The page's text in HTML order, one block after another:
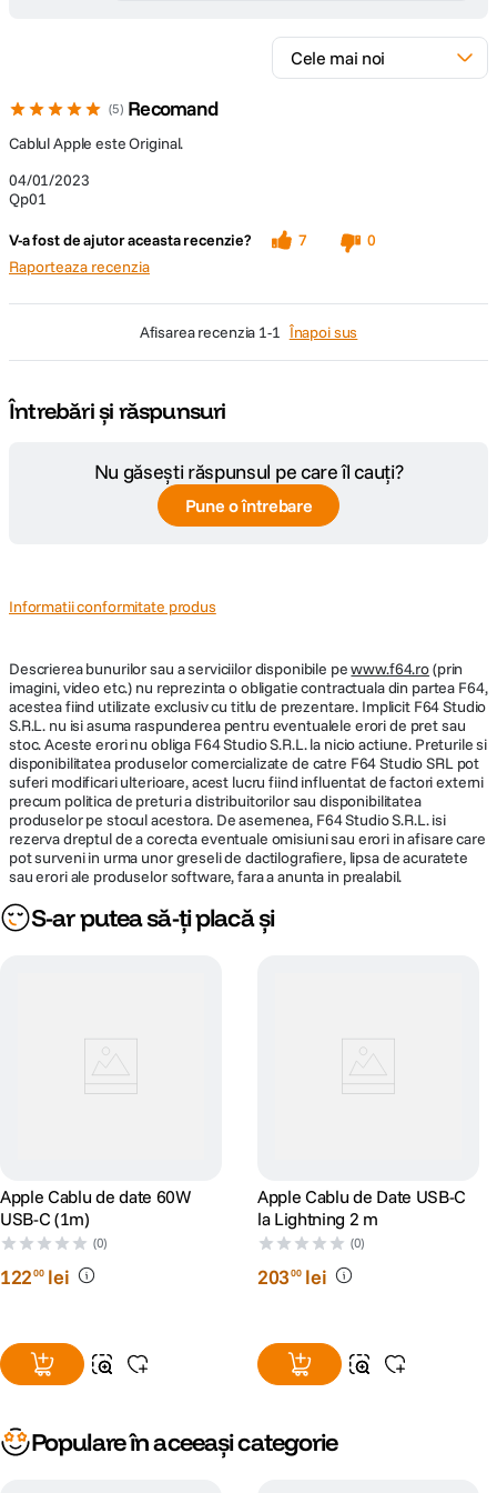
5 Recomand
04/01/2023
Qp01
Cablul Apple este Original.
V-a fost de ajutor aceasta recenzie? 7
0
Raporteaza recenzia
afisarea recenzia 1-1 Înapoi sus
Întrebări și răspunsuri
Nu găsești răspunsul pe care îl cauți?
Pune o întrebare
Informatii conformitate produs
Descrierea bunurilor sau a serviciilor disponibile pewww.f64.ro(prin
imagini, video etc.) nu reprezinta o obligatie contractuala din partea F64,
acestea fiind utilizate exclusiv cu titlu de prezentare. Implicit F64 Studio
S.R.L. nu isi asuma raspunderea pentru eventualele erori de pret sau
stoc. Aceste erori nu obliga F64 Studio S.R.L. la nicio actiune. Preturile si
disponibilitatea produselor comercializate de catre F64 Studio SRL pot
suferi modificari ulterioare, acest lucru fiind influentat de factori externi
precum politica de preturi a distribuitorilor sau disponibilitatea
produselor pe stocul acestora. De asemenea, F64 Studio S.R.L. isi
rezerva dreptul de a corecta eventuale omisiuni sau erori in afisare care
pot surveni in urma unor greseli de dactilografiere, lipsa de acuratete
sau erori ale produselor software, fara a anunta in prealabil.
S-ar putea să-ți placă și
Apple Cablu de date 60W
USB-C (1m)
(0)
12200 lei
Apple Cablu de Date USB-C
la Lightning 2 m
(0)
20300 lei
Populare în aceeași categorie